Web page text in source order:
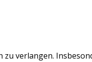
verlangen.